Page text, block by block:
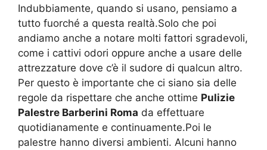
Indubbiamente, quando si usano, pensiamo a
tutto fuorché a questa realtà.Solo che poi
andiamo anche a notare molti fattori sgradevoli,
come i cattivi odori oppure anche a usare delle
attrezzature dove c’è il sudore di qualcun altro.
Per questo è importante che ci siano sia delle
regole da rispettare che anche ottime Pulizie
Palestre Barberini Roma da effettuare
quotidianamente e continuamente.Poi le
palestre hanno diversi ambienti. Alcuni hanno